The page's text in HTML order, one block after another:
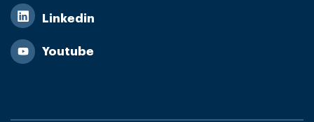
Linkedin
Youtube